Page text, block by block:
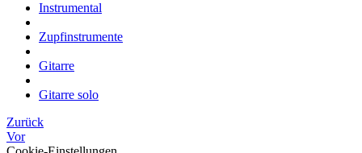
Instrumental
Zupfinstrumente
Gitarre
Gitarre solo
Zurück
Vor